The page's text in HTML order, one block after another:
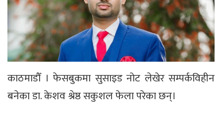
काठमाडौँ । फेसबुकमा सुसाइड नोट लेखेर सम्पर्कविहीन
बनेका डा. केशव श्रेष्ठ सकुशल फेला परेका छन्।